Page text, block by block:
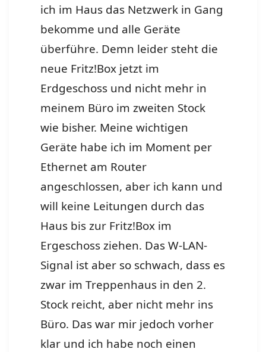
ich im Haus das Netzwerk in Gang
bekomme und alle Geräte
überführe. Demn leider steht die
neue Fritz!Box jetzt im
Erdgeschoss und nicht mehr in
meinem Büro im zweiten Stock
wie bisher. Meine wichtigen
Geräte habe ich im Moment per
Ethernet am Router
angeschlossen, aber ich kann und
will keine Leitungen durch das
Haus bis zur Fritz!Box im
Ergeschoss ziehen. Das W-LAN-
Signal ist aber so schwach, dass es
zwar im Treppenhaus in den 2.
Stock reicht, aber nicht mehr ins
Büro. Das war mir jedoch vorher
klar und ich habe noch einen